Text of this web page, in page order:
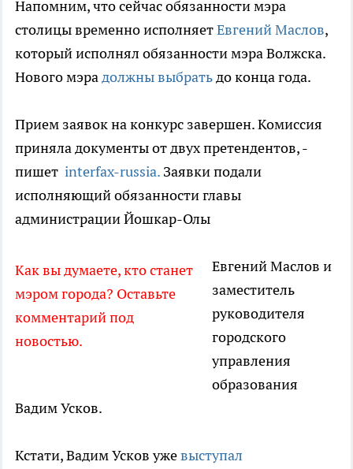
Напомним, что сейчас обязанности мэра
столицы временно исполняетЕвгений Маслов,
который исполнял обязанности мэра Волжска.
Нового мэрадолжны выбратьдо конца года.
Прием заявок на конкурс завершен. Комиссия
приняла документы от двух претендентов, -
пишет interfax-russia. Заявки подали
исполняющий обязанности главы
администрации Йошкар-Олы
Как вы думаете, кто станет
мэром города? Оставьте
комментарий под
новостью.
Евгений Маслов и
заместитель
руководителя
городского
управления
образования
Вадим Усков.
Кстати, Вадим Усков ужевыступал